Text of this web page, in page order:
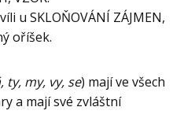
u SKLOŇOVÁNÍ ZÁJMEN,
oříšek.
ty, my, vy, se) mají ve všech
a mají své zvláštní